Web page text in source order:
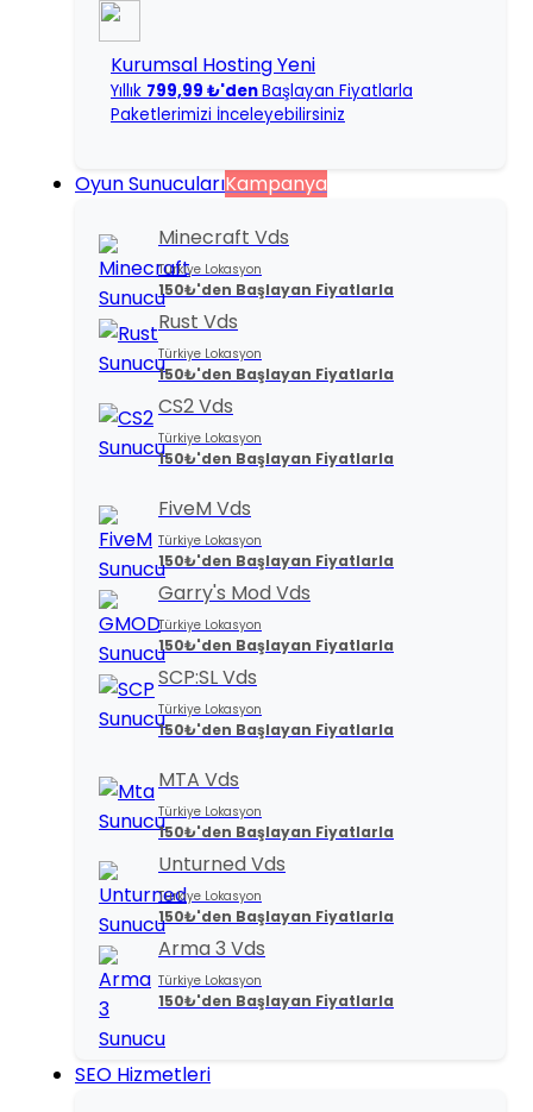
Kurumsal HostingYeni
Yıllık 799,99 ₺'denBaşlayan Fiyatlarla
Paketlerimizi İnceleyebilirsiniz
Oyun SunucularıKampanya
Minecraft Vds
Türkiye Lokasyon
150₺'den Başlayan Fiyatlarla
Rust Vds
Türkiye Lokasyon
150₺'den Başlayan Fiyatlarla
CS2 Vds
Türkiye Lokasyon
150₺'den Başlayan Fiyatlarla
FiveM Vds
Türkiye Lokasyon
150₺'den Başlayan Fiyatlarla
Garry's Mod Vds
Türkiye Lokasyon
150₺'den Başlayan Fiyatlarla
SCP:SL Vds
Türkiye Lokasyon
150₺'den Başlayan Fiyatlarla
MTA Vds
Türkiye Lokasyon
150₺'den Başlayan Fiyatlarla
Unturned Vds
Türkiye Lokasyon
150₺'den Başlayan Fiyatlarla
Arma 3 Vds
Türkiye Lokasyon
150₺'den Başlayan Fiyatlarla
SEO Hizmetleri